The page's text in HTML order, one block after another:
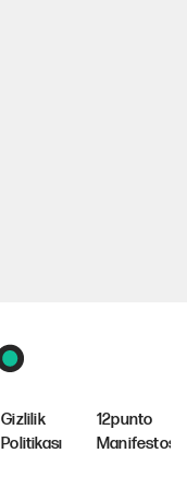
Gizlilik
Politikası
12punto
Manifestosu